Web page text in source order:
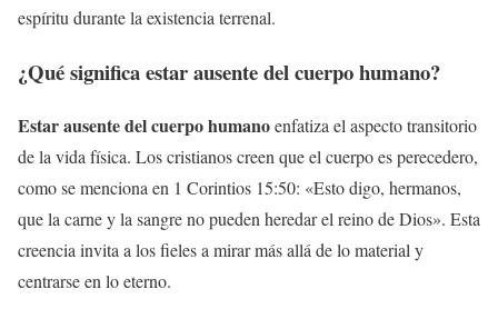
espíritu durante la existencia terrenal.
¿Qué significaestar ausente del cuerpo humano?
Estar ausente del cuerpo humanoenfatiza el aspecto transitorio
de la vida física. Los cristianos creen que el cuerpo es perecedero,
como se menciona en 1 Corintios 15:50: «Esto digo, hermanos,
que la carne y la sangre no pueden heredar el reino de Dios». Esta
creencia invita a los fieles a mirar más allá de lo material y
centrarse en lo eterno.